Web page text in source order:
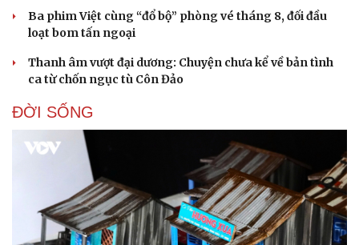
Ba phim Việt cùng “đổ bộ” phòng vé tháng 8, đối đầu
loạt bom tấn ngoại
Thanh âm vượt đại dương: Chuyện chưa kể về bản tình
ca từ chốn ngục tù Côn Đảo
ĐỜI SỐNG